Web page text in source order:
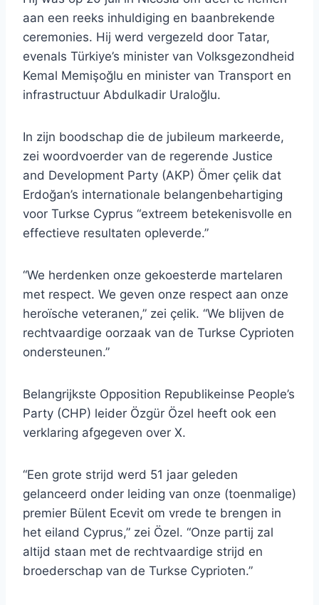
aan een reeks inhuldiging en baanbrekende
ceremonies. Hij werd vergezeld door Tatar,
evenals Türkiye’s minister van Volksgezondheid
Kemal Memişoğlu en minister van Transport en
infrastructuur Abdulkadir Uraloğlu.
In zijn boodschap die de jubileum markeerde,
zei woordvoerder van de regerende Justice
and Development Party (AKP) Ömer çelik dat
Erdoğan’s internationale belangenbehartiging
voor Turkse Cyprus “extreem betekenisvolle en
effectieve resultaten opleverde.”
“We herdenken onze gekoesterde martelaren
met respect. We geven onze respect aan onze
heroïsche veteranen,” zei çelik. “We blijven de
rechtvaardige oorzaak van de Turkse Cyprioten
ondersteunen.”
Belangrijkste Opposition Republikeinse People’s
Party (CHP) leider Özgür Özel heeft ook een
verklaring afgegeven over X.
“Een grote strijd werd 51 jaar geleden
gelanceerd onder leiding van onze (toenmalige)
premier Bülent Ecevit om vrede te brengen in
het eiland Cyprus,” zei Özel. “Onze partij zal
altijd staan met de rechtvaardige strijd en
broederschap van de Turkse Cyprioten.”